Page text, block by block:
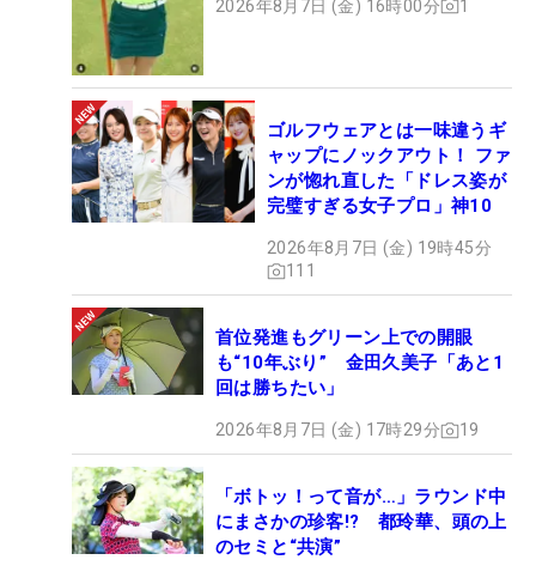
2026年8月7日 (金) 16時00分 1
ゴルフウェアとは一味違うギ
ャップにノックアウト！ ファ
ンが惚れ直した「ドレス姿が
完璧すぎる女子プロ」神10
2026年8月7日 (金) 19時45分
111
首位発進もグリーン上での開眼
も“10年ぶり” 金田久美子「あと1
回は勝ちたい」
2026年8月7日 (金) 17時29分 19
「ボトッ！って音が…」ラウンド中
にまさかの珍客!? 都玲華、頭の上
のセミと“共演”